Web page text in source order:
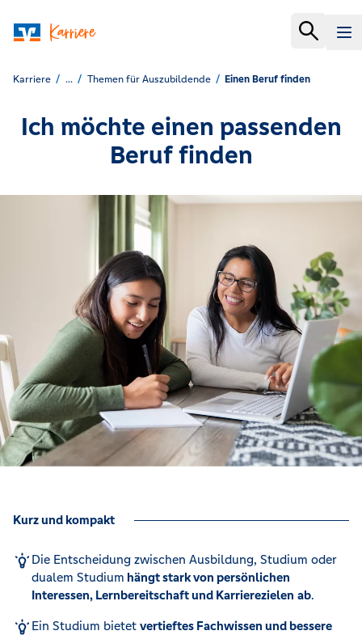
Karriere ... Themen für Auszubildende Einen Beruf finden
Ich möchte einen passenden
Beruf finden
Kurz und kompakt
Die Entscheidung zwischen Ausbildung, Studium oder
dualem Studium hängt stark von persönlichen
Interessen, Lernbereitschaft und Karrierezielen ab.
Ein Studium bietet vertieftes Fachwissen und bessere